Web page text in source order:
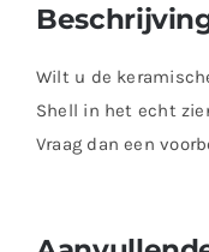
Wilt u de
Shell in het echt
Vraag dan een